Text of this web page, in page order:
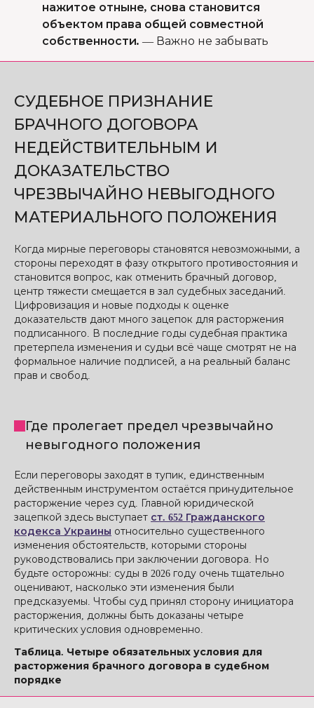
нажитое отныне, снова становится
объектом права общей совместной
собственности. — Важно не забывать
СУДЕБНОЕ ПРИЗНАНИЕ
БРАЧНОГО ДОГОВОРА
НЕДЕЙСТВИТЕЛЬНЫМ И
ДОКАЗАТЕЛЬСТВО
ЧРЕЗВЫЧАЙНО НЕВЫГОДНОГО
МАТЕРИАЛЬНОГО ПОЛОЖЕНИЯ
Когда мирные переговоры становятся невозможными, а
стороны переходят в фазу открытого противостояния и
становится вопрос, как отменить брачный договор,
центр тяжести смещается в зал судебных заседаний.
Цифровизация и новые подходы к оценке
доказательств дают много зацепок для расторжения
подписанного. В последние годы судебная практика
претерпела изменения и судьи всё чаще смотрят не на
формальное наличие подписей, а на реальный баланс
прав и свобод.
Где пролегает предел чрезвычайно
невыгодного положения
Если переговоры заходят в тупик, единственным
действенным инструментом остаётся принудительное
расторжение через суд. Главной юридической
зацепкой здесь выступает ст. 652 Гражданского
кодекса Украины относительно существенного
изменения обстоятельств, которыми стороны
руководствовались при заключении договора. Но
будьте осторожны: суды в 2026 году очень тщательно
оценивают, насколько эти изменения были
предсказуемы. Чтобы суд принял сторону инициатора
расторжения, должны быть доказаны четыре
критических условия одновременно.
Таблица. Четыре обязательных условия для
расторжения брачного договора в судебном
порядке